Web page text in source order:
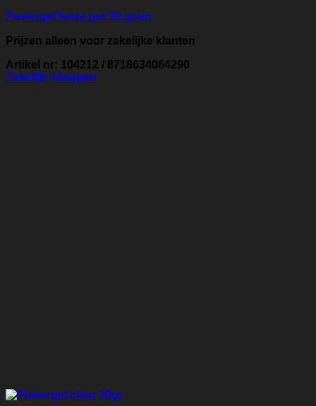
Powergel Ivory pot 30 gram
Prijzen alleen voor zakelijke klanten
Artikel nr: 104212 / 8718634064290
Zakelijk inloggen